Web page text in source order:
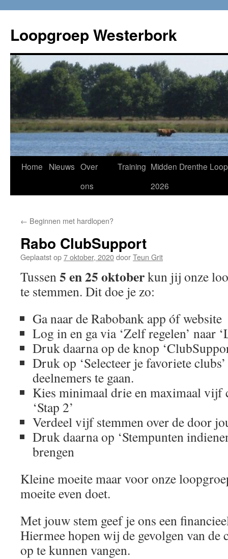
Loopgroep Westerbork
Home Nieuws Over
ons
Training Midden Drenthe Loop
2026
← Beginnen met hardlopen?
Rabo ClubSupport
Geplaatst op7 oktober, 2020doorTeun Grit
Tussen5 en 25 oktoberkun jij onze
te stemmen. Dit doe je zo:
Ga naar de Rabobank app óf website
Log in en ga via ‘Zelf regelen’ naar
Druk daarna op de knop
Druk op ‘Selecteer je favoriete
deelnemers te gaan.
Kies minimaal drie en maximaal vijf
‘Stap 2’
Verdeel vijf stemmen over de door
Druk daarna op ‘Stempunten
brengen
Kleine moeite maar voor onze
moeite even doet.
Met jouw stem geef je ons een
Hiermee hopen wij de gevolgen van de
op te kunnen vangen.